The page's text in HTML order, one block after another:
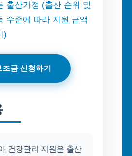
출산가정 (출산 순위 및
수준에 따라 지원 금액
)
조금 신청하기
건강관리 지원은 출산